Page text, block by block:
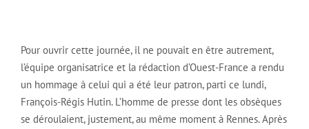
Pour ouvrir cette journée, il ne pouvait en être autrement,
l’équipe organisatrice et la rédaction d’Ouest-France a rendu
un hommage à celui qui a été leur patron, parti ce lundi,
François-Régis Hutin. L’homme de presse dont les obsèques
se déroulaient, justement, au même moment à Rennes. Après